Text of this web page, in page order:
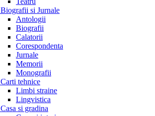
Biografii si Jurnale
Antologii
Biografii
Calatorii
Corespondenta
Jurnale
Memorii
Monografii
Carti tehnice
Limbi straine
Lingvistica
Casa si gradina